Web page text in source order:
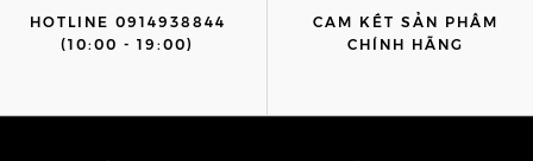
HOTLINE 0914938844
(10:00 - 19:00)
CAM KẾT SẢN PHẨM
CHÍNH HÃNG